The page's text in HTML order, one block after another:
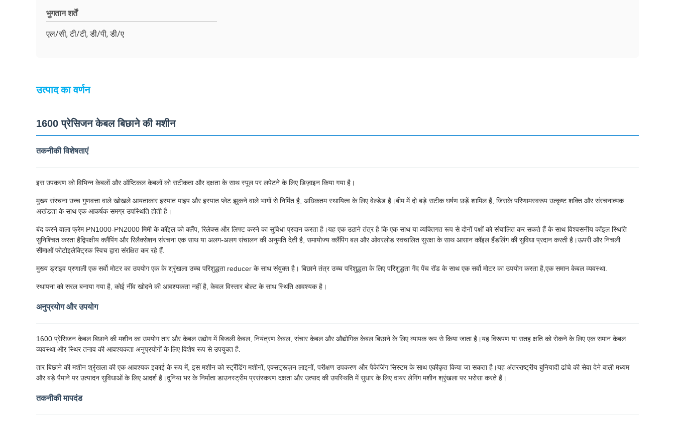
भुगतान शर्तें
एल/सी, टी/टी, डी/पी, डी/ए
उत्पाद का वर्णन
1600 प्रेसिजन केबल बिछाने की मशीन
तकनीकी विशेषताएं
इस उपकरण को विभिन्न केबलों और ऑप्टिकल केबलों को सटीकता और दक्षता के साथ स्पूल पर लपेटने के लिए डिज़ाइन किया गया है।
मुख्य संरचना उच्च गुणवत्ता वाले खोखले आयताकार इस्पात पाइप और इस्पात प्लेट झुकने वाले भागों से निर्मित है, अधिकतम स्थायित्व के लिए वेल्डेड है।बीम में दो बड़े सटीक घर्षण छड़ें शामिल हैं, जिसके परिणामस्वरूप उत्कृष्ट शक्ति और संरचनात्मक
अखंडता के साथ एक आकर्षक समग्र उपस्थिति होती है।
बंद करने वाला फ्रेम PN1000-PN2000 मिमी के कॉइल को क्लैंप, रिलेक्स और लिफ्ट करने का सुविधा प्रदान करता है।यह एक उठाने तंत्र है कि एक साथ या व्यक्तिगत रूप से दोनों पक्षों को संचालित कर सकते हैं के साथ विश्वसनीय कॉइल स्थिति
सुनिश्चित करता हैद्विपक्षीय क्लैंपिंग और रिलैक्सेशन संरचना एक साथ या अलग-अलग संचालन की अनुमति देती है, समायोज्य क्लैंपिंग बल और ओवरलोड स्वचालित सुरक्षा के साथ आसान कॉइल हैंडलिंग की सुविधा प्रदान करती है।ऊपरी और निचली
सीमाओं फोटोइलेक्ट्रिक स्विच द्वारा संरक्षित कर रहे हैं.
मुख्य ड्राइव प्रणाली एक सर्वो मोटर का उपयोग एक के श्रृंखला उच्च परिशुद्धता reducer के साथ संयुक्त है। बिछाने तंत्र उच्च परिशुद्धता के लिए परिशुद्धता गेंद पेंच रॉड के साथ एक सर्वो मोटर का उपयोग करता है,एक समान केबल व्यवस्था.
स्थापना को सरल बनाया गया है, कोई नींव खोदने की आवश्यकता नहीं है, केवल विस्तार बोल्ट के साथ स्थिति आवश्यक है।
अनुप्रयोग और उपयोग
1600 प्रेसिजन केबल बिछाने की मशीन का उपयोग तार और केबल उद्योग में बिजली केबल, नियंत्रण केबल, संचार केबल और औद्योगिक केबल बिछाने के लिए व्यापक रूप से किया जाता है।यह विरूपण या सतह क्षति को रोकने के लिए एक समान केबल
व्यवस्था और स्थिर तनाव की आवश्यकता अनुप्रयोगों के लिए विशेष रूप से उपयुक्त है.
तार बिछाने की मशीन श्रृंखला की एक आवश्यक इकाई के रूप में, इस मशीन को स्ट्रैंडिंग मशीनों, एक्सट्रूज़न लाइनों, परीक्षण उपकरण और पैकेजिंग सिस्टम के साथ एकीकृत किया जा सकता है।यह अंतरराष्ट्रीय बुनियादी ढांचे की सेवा देने वाली मध्यम
और बड़े पैमाने पर उत्पादन सुविधाओं के लिए आदर्श है।दुनिया भर के निर्माता डाउनस्ट्रीम प्रसंस्करण दक्षता और उत्पाद की उपस्थिति में सुधार के लिए वायर लेगिंग मशीन श्रृंखला पर भरोसा करते हैं।
तकनीकी मापदंड